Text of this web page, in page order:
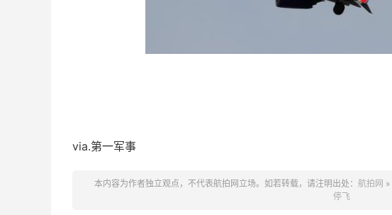
via.第一军事
本内容为作者独立观点，不代表航拍网立场。如若转载，请注明出处： 航拍网 »
停飞